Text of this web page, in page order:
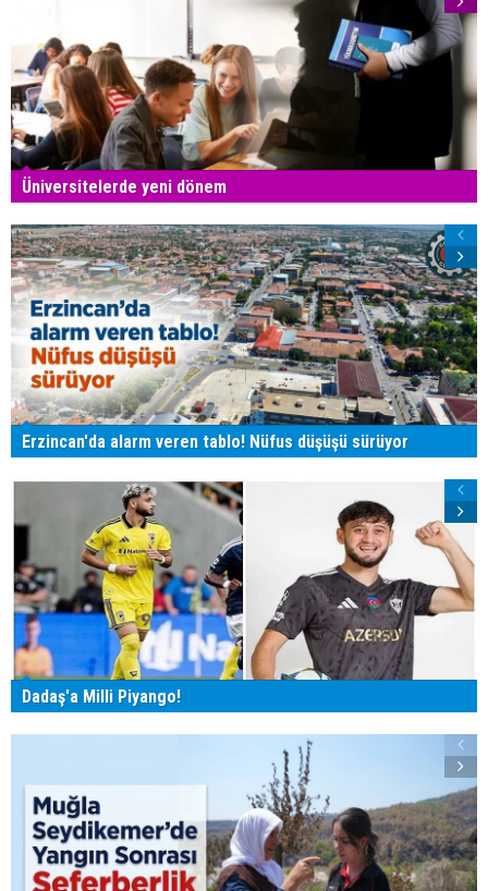
Üniversitelerde yeni dönem
Erzincan'da alarm veren tablo! Nüfus düşüşü sürüyor
Dadaş'a Milli Piyango!